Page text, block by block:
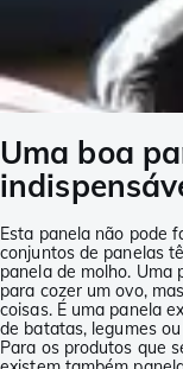
Uma boa
Esta panela não pode
conjuntos de panelas
panela de molho. Uma
para cozer um ovo,
coisas. É uma panela
de batatas, legumes
Para os produtos que